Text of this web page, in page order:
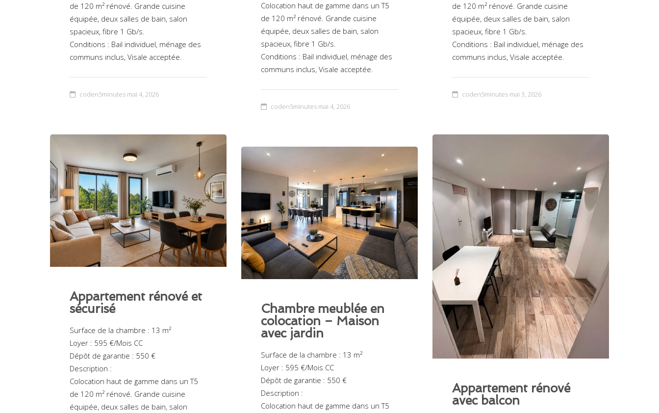
de 120 m² rénové. Grande cuisine
équipée, deux salles de bain, salon
spacieux, fibre 1 Gb/s.
Conditions : Bail individuel, ménage des
communs inclus, Visale acceptée.
coden5minutes mai 4, 2026
Colocation haut de gamme dans un T5
de 120 m² rénové. Grande cuisine
équipée, deux salles de bain, salon
spacieux, fibre 1 Gb/s.
Conditions : Bail individuel, ménage des
communs inclus, Visale acceptée.
coden5minutes mai 4, 2026
de 120 m² rénové. Grande cuisine
équipée, deux salles de bain, salon
spacieux, fibre 1 Gb/s.
Conditions : Bail individuel, ménage des
communs inclus, Visale acceptée.
coden5minutes mai 3, 2026
Appartement rénové et
sécurisé
Surface de la chambre : 13 m²
Loyer : 595 €/Mois CC
Dépôt de garantie : 550 €
Description :
Colocation haut de gamme dans un T5
de 120 m² rénové. Grande cuisine
équipée, deux salles de bain, salon
Appartement rénové
avec balcon
Chambre meublée en
colocation – Maison
avec jardin
Surface de la chambre : 13 m²
Loyer : 595 €/Mois CC
Dépôt de garantie : 550 €
Description :
Colocation haut de gamme dans un T5